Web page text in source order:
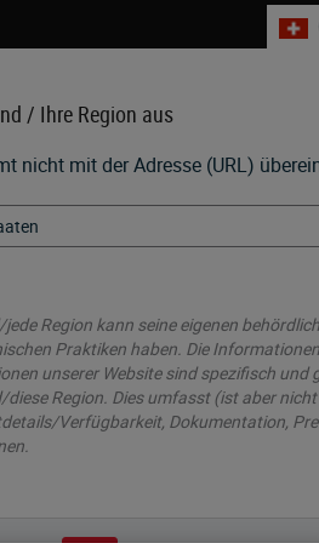
/ Ihre Region aus
nicht mit der Adresse (URL)
Region kann seine eigenen
Praktiken haben. Die
unserer Website sind spezifisch und
diese Region. Dies umfasst (ist aber
Verfügbarkeit, Dokumentation,
Beratung Kontakt
um jeden
Sie Ihren
um das
zu